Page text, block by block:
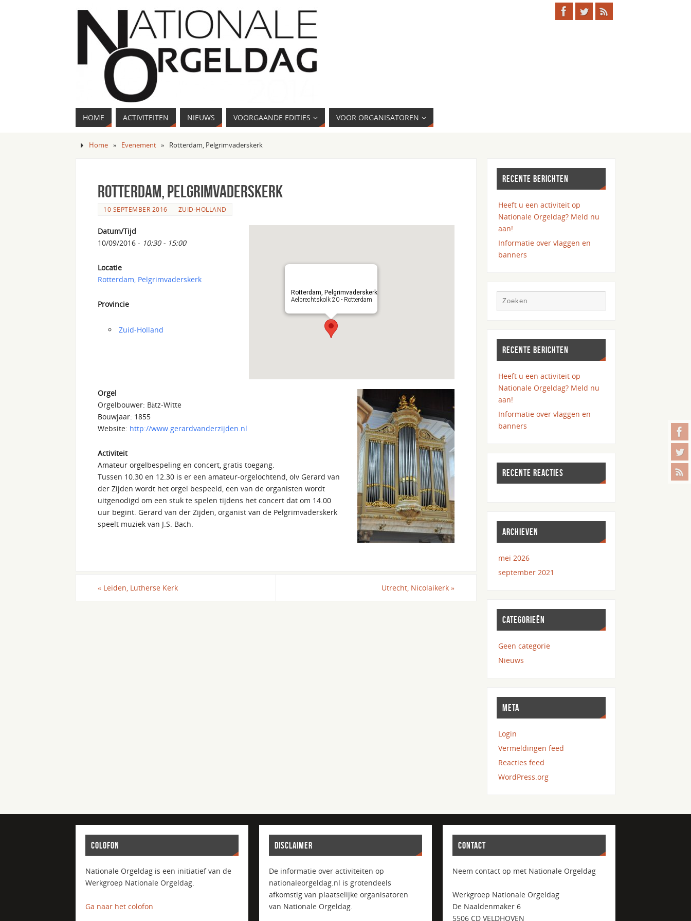
HOME ACTIVITEITEN NIEUWS VOORGAANDE EDITIES VOOR ORGANISATOREN
Home » Evenement » Rotterdam, Pelgrimvaderskerk
Rotterdam, Pelgrimvaderskerk
10 SEPTEMBER 2016 ZUID-HOLLAND
Rotterdam, Pelgrimvaderskerk
Aelbrechtskolk 20 - Rotterdam
Datum/Tijd
10/09/2016 - 10:30 - 15:00
Locatie
Rotterdam, Pelgrimvaderskerk
Provincie
Zuid-Holland
Orgel
Orgelbouwer: Bätz-Witte
Bouwjaar: 1855
Website: http://www.gerardvanderzijden.nl
Activiteit
Amateur orgelbespeling en concert, gratis toegang.
Tussen 10.30 en 12.30 is er een amateur-orgelochtend, olv Gerard van
der Zijden wordt het orgel bespeeld, een van de organisten wordt
uitgenodigd om een stuk te spelen tijdens het concert dat om 14.00
uur begint. Gerard van der Zijden, organist van de Pelgrimvaderskerk
speelt muziek van J.S. Bach.
« Leiden, Lutherse Kerk Utrecht, Nicolaikerk »
RECENTE BERICHTEN
Heeft u een activiteit op
Nationale Orgeldag? Meld nu
aan!
Informatie over vlaggen en
banners
RECENTE BERICHTEN
Heeft u een activiteit op
Nationale Orgeldag? Meld nu
aan!
Informatie over vlaggen en
banners
RECENTE REACTIES
ARCHIEVEN
mei 2026
september 2021
CATEGORIEËN
Geen categorie
Nieuws
META
Login
Vermeldingen feed
Reacties feed
WordPress.org
COLOFON
Nationale Orgeldag is een initiatief van de
Werkgroep Nationale Orgeldag.
Ga naar het colofon
DISCLAIMER
De informatie over activiteiten op
nationaleorgeldag.nl is grotendeels
afkomstig van plaatselijke organisatoren
van Nationale Orgeldag.
CONTACT
Neem contact op met Nationale Orgeldag
Werkgroep Nationale Orgeldag
De Naaldenmaker 6
5506 CD VELDHOVEN